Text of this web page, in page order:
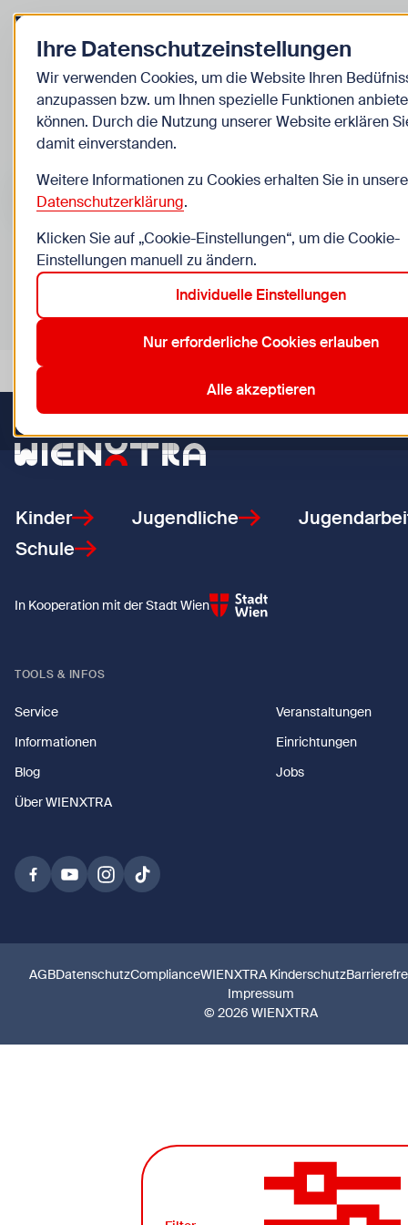
Zurück zur Startseite
Kinder
Veranstaltungen
Suche im Bereich “Kinder”
Suchen
Veranstaltungen in Wien im Bereich “Kinder”
Aktive Filter:
4 Jahre 10. Favoriten 11. Simmering 16. Ottakring
Zurück zur Startseite
Kinder Jugendliche
Schule
In Kooperation mit der Stadt Wien
TOOLS & INFOS
Service
Veranstaltungen
Informationen
Einrichtungen
Blog
Jobs
Über WIENXTRA
© 2026 WIENXTRA
AGBDatenschutzComplianceWIENXTRA Kinderschutz
Impressum
Ihre Datenschutzeinstellungen
Wir verwenden Cookies, um die Website Ihren
anzupassen bzw. um Ihnen spezielle Funktionen
können. Durch die Nutzung unserer Website erklären
damit einverstanden.
Weitere Informationen zu Cookies erhalten Sie in
Datenschutzerklärung.
Klicken Sie auf „Cookie-Einstellungen“, um die Cookie-
Einstellungen manuell zu ändern.
Individuelle Einstellungen
Nur erforderliche Cookies erlauben
Alle akzeptieren